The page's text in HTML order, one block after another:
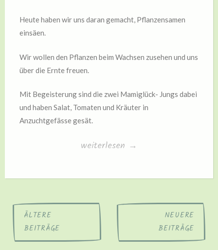
Heute haben wir uns daran gemacht, Pflanzensamen
einsäen.
Wir wollen den Pflanzen beim Wachsen zusehen und uns
über die Ernte freuen.
Mit Begeisterung sind die zwei Mamiglück- Jungs dabei
und haben Salat, Tomaten und Kräuter in
Anzuchtgefässe gesät.
„Gärtnern“
weiterlesen →
Beitragsnavigation
ÄLTERE
BEITRÄGE
NEUERE
BEITRÄGE